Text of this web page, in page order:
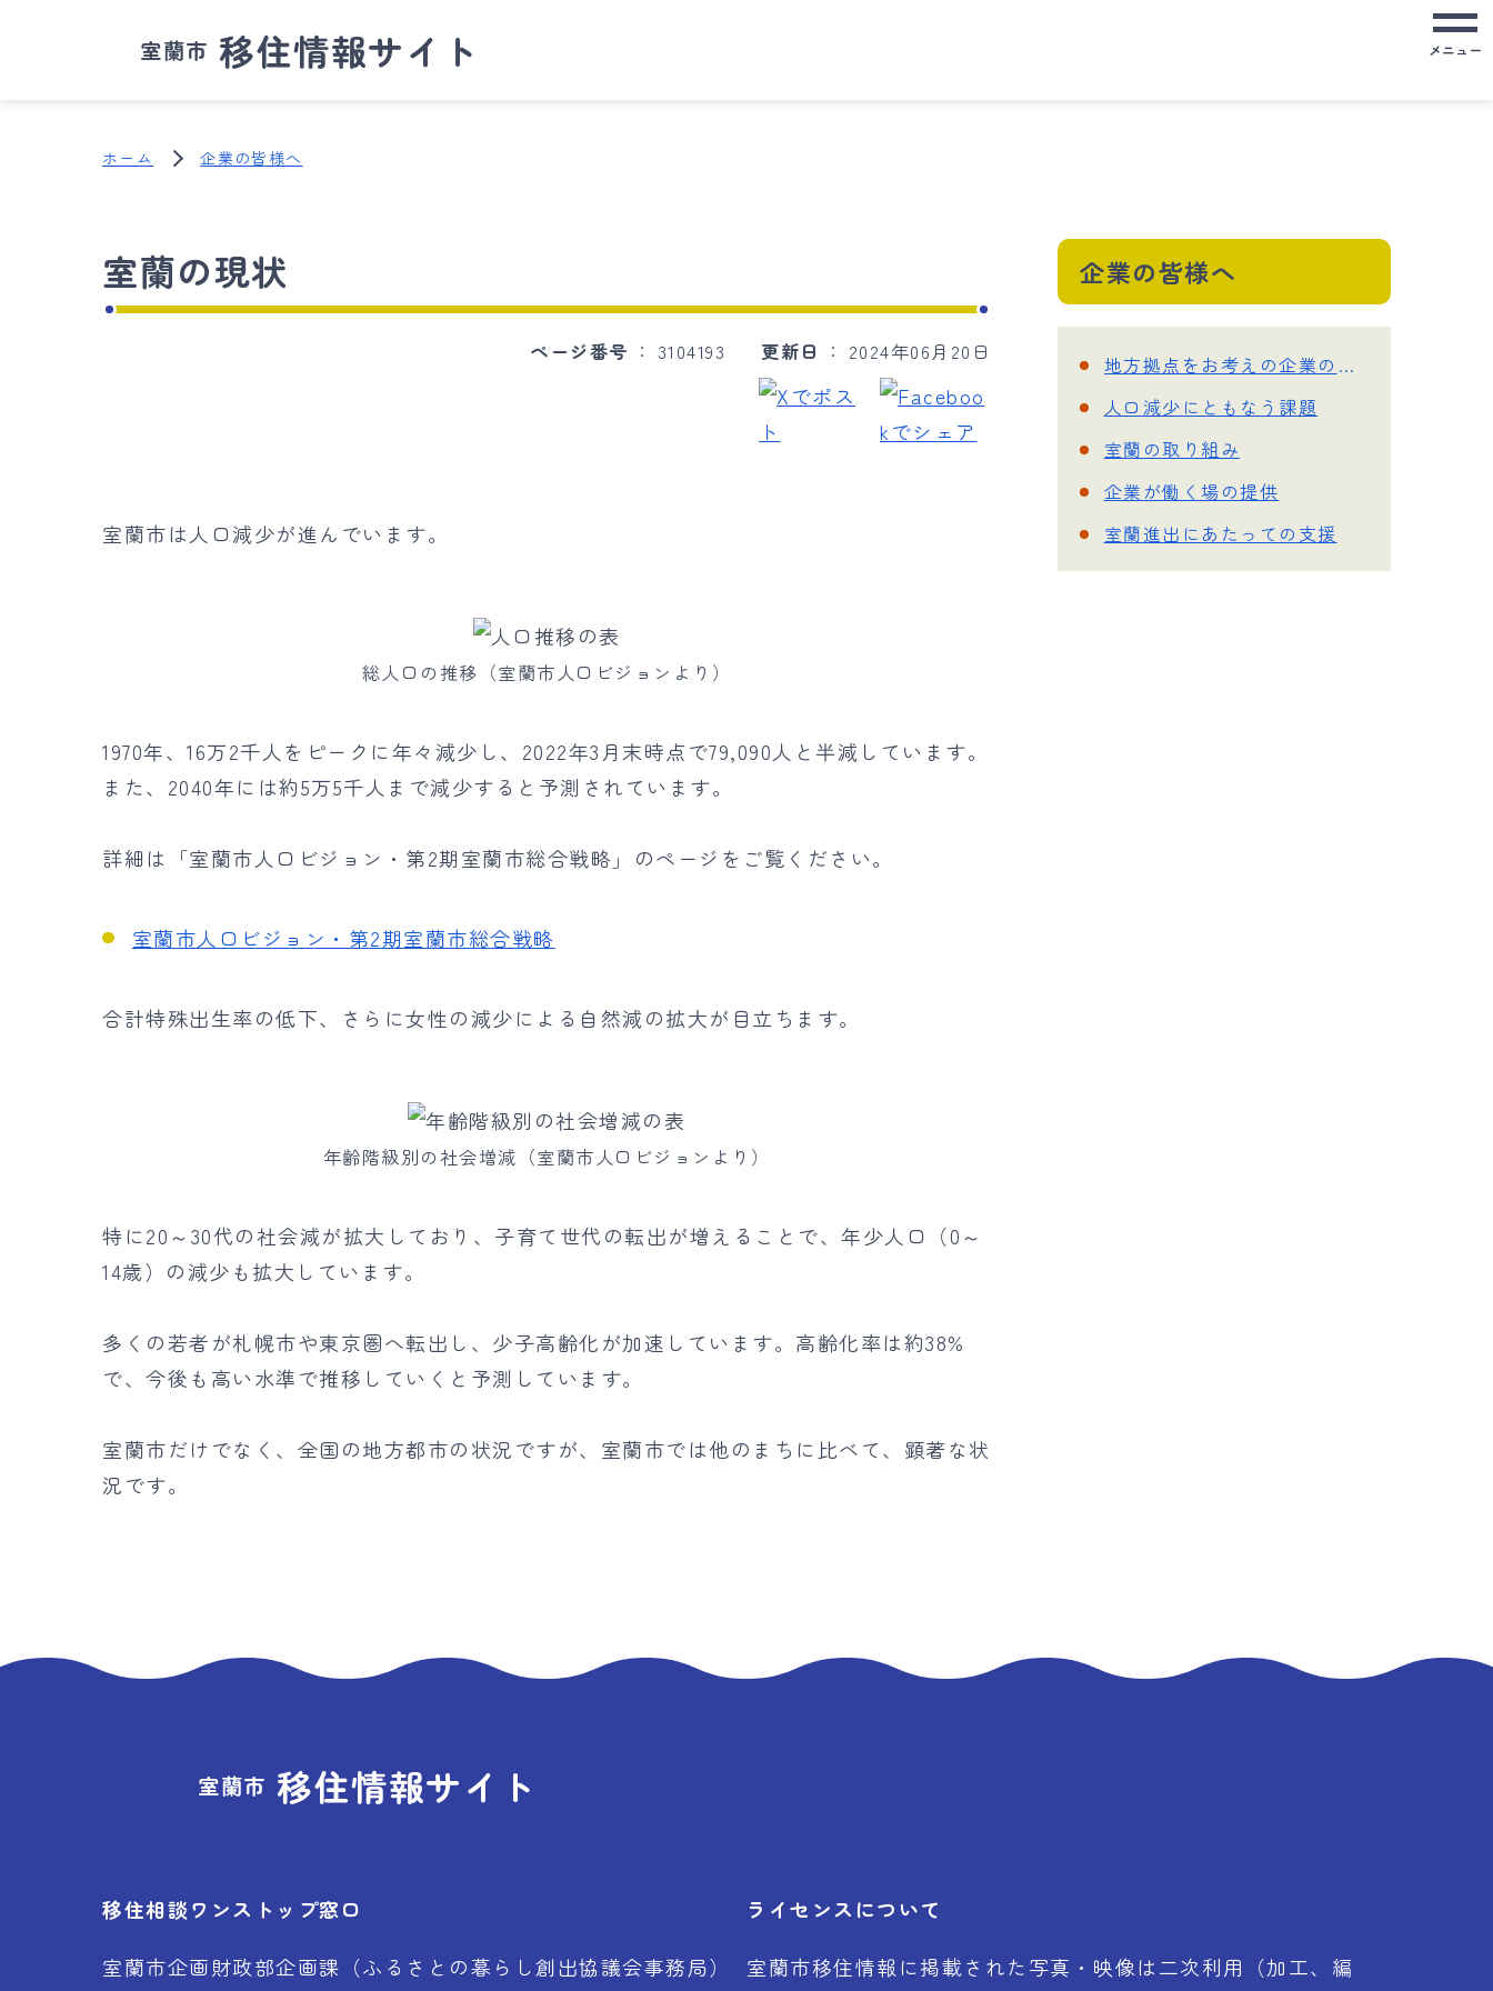
室蘭市 移住情報サイト メニュー
ホーム 企業の皆様へ
室蘭の現状
ページ番号 3104193 更新日 2024年06月20日
室蘭市は人口減少が進んでいます。
総人口の推移（室蘭市人口ビジョンより）
1970年、16万2千人をピークに年々減少し、2022年3月末時点で79,090人と半減しています。
また、2040年には約5万5千人まで減少すると予測されています。
詳細は「室蘭市人口ビジョン・第2期室蘭市総合戦略」のページをご覧ください。
室蘭市人口ビジョン・第2期室蘭市総合戦略
合計特殊出生率の低下、さらに女性の減少による自然減の拡大が目立ちます。
年齢階級別の社会増減（室蘭市人口ビジョンより）
特に20～30代の社会減が拡大しており、子育て世代の転出が増えることで、年少人口（0～
14歳）の減少も拡大しています。
多くの若者が札幌市や東京圏へ転出し、少子高齢化が加速しています。高齢化率は約38%
で、今後も高い水準で推移していくと予測しています。
室蘭市だけでなく、全国の地方都市の状況ですが、室蘭市では他のまちに比べて、顕著な状
況です。
企業の皆様へ
地方拠点をお考えの企業の皆様へ
人口減少にともなう課題
室蘭の取り組み
企業が働く場の提供
室蘭進出にあたっての支援
室蘭市 移住情報サイト
移住相談ワンストップ窓口
室蘭市企画財政部企画課（ふるさとの暮らし創出協議会事務局）
ライセンスについて
室蘭市移住情報に掲載された写真・映像は二次利用（加工、編